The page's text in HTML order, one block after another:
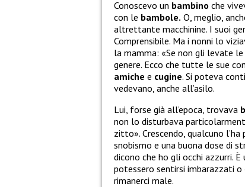
Conoscevo un bambino che
con le bambole. O, meglio,
altrettante macchinine. I suoi
Comprensibile. Ma i nonni lo
la mamma: «Se non gli levate
genere. Ecco che tutte le sue
amiche e cugine. Si poteva
vedevano, anche all’asilo.
Lui, forse già all’epoca, trovava
non lo disturbava
zitto». Crescendo, qualcuno
snobismo e una buona dose di
dicono che ho gli occhi azzurri.
potessero sentirsi imbarazzati
rimanerci male.